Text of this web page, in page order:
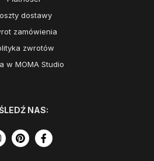
dostawy
zamówienia
zwrotów
w MOMA Studio
NAS: